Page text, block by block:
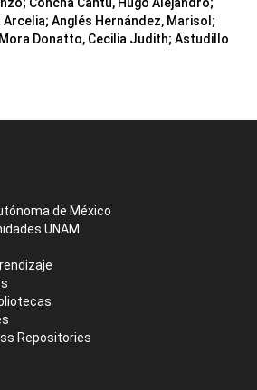
Arcelia; Anglés Hernández, Marisol ;
Mora Donatto, Cecilia Judith; Astudillo
de México
UNAM
Repositories